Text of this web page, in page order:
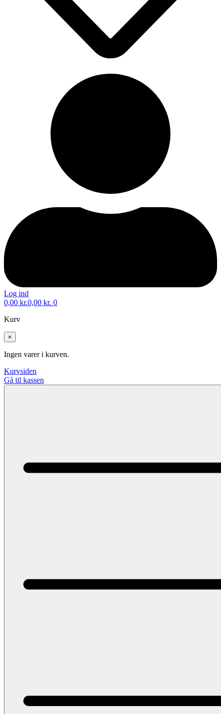
Log ind
0,00 kr.0,00 kr. 0
Kurv
×
Ingen varer i kurven.
Kurvsiden
Gå til kassen